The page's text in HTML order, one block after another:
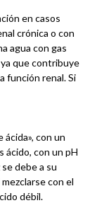
en casos
crónica o con
agua con gas
que contribuye
función renal. Si
ácida», con un
ácido, con un pH
debe a su
con el
débil.